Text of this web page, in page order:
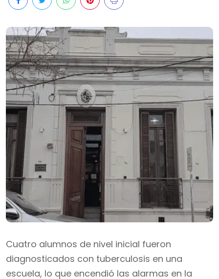
Cuatro alumnos de nivel inicial fueron
diagnosticados con tuberculosis en una
escuela, lo que encendió las alarmas en la